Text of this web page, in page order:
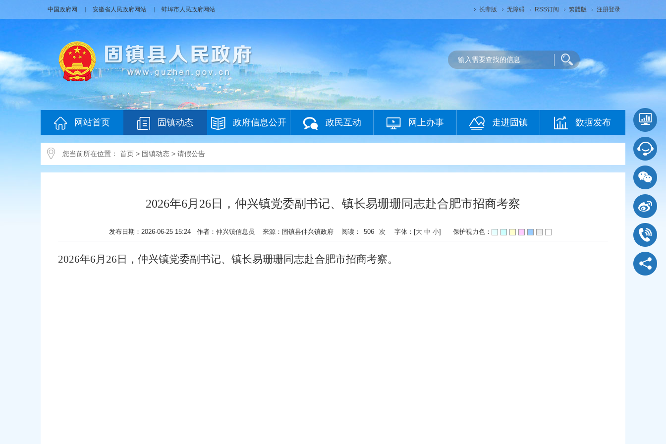
中国政府网 安徽省人民政府网站 蚌埠市人民政府网站 长辈版 无障碍 RSS订阅 繁體版 注册登录
网站首页 固镇动态 政府信息公开 政民互动 网上办事 走进固镇 数据发布
您当前所在位置： 首页 > 固镇动态 > 请假公告
2026年6月26日，仲兴镇党委副书记、镇长易珊珊同志赴合肥市招商考察
发布日期：2026-06-25 15:24 作者：仲兴镇信息员 来源：固镇县仲兴镇政府 阅读： 506 次 字体：[大 中 小] 保护视力色：
2026年6月 26 日，仲兴镇党委副书记、镇长易珊珊同志赴合肥市招商考察。